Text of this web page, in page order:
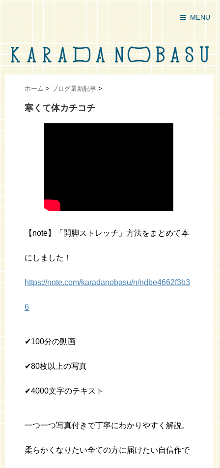
MENU
ホーム > ブログ最新記事 >
寒くて体カチコチ
【note】「開脚ストレッチ」方法をまとめて本
にしました！
https://note.com/karadanobasu/n/ndbe4662f3b3
6
✔︎100分の動画
✔︎80枚以上の写真
✔︎4000文字のテキスト
一つ一つ写真付きで丁寧にわかりやすく解説。
柔らかくなりたい全ての方に届けたい自信作で